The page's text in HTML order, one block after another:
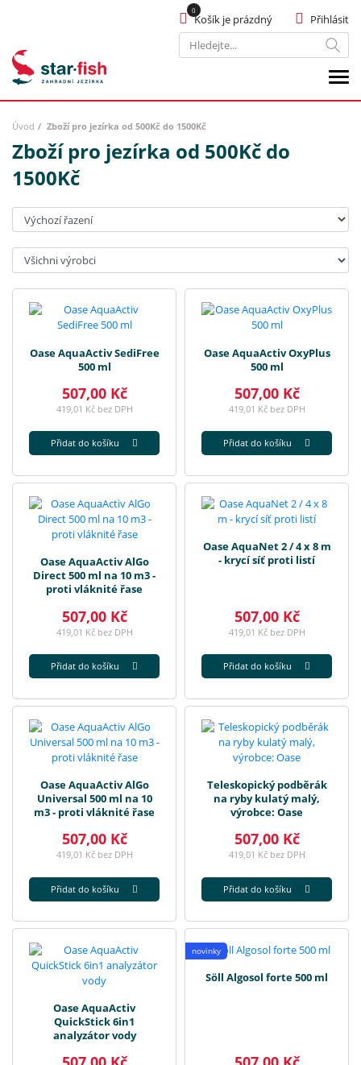
Hledat
Přihlásit
Košík je prázdný
Úvod Zboží pro jezírka od 500Kč do 1500Kč
Zboží pro jezírka od 500Kč do
1500Kč
Seřadit:
Výrobci:
Oase AquaActiv SediFree
500 ml
507,00 Kč
419,01 Kč bez DPH
Přidat do košíku
Oase AquaActiv OxyPlus
500 ml
507,00 Kč
419,01 Kč bez DPH
Přidat do košíku
Oase AquaActiv AlGo
Direct 500 ml na 10 m3 -
proti vláknité řase
507,00 Kč
419,01 Kč bez DPH
Přidat do košíku
Oase AquaNet 2 / 4 x 8 m
- krycí síť proti listí
507,00 Kč
419,01 Kč bez DPH
Přidat do košíku
Oase AquaActiv AlGo
Universal 500 ml na 10
m3 - proti vláknité řase
507,00 Kč
419,01 Kč bez DPH
Přidat do košíku
Teleskopický podběrák
na ryby kulatý malý,
výrobce: Oase
507,00 Kč
419,01 Kč bez DPH
Přidat do košíku
Oase AquaActiv
QuickStick 6in1
analyzátor vody
novinky
Söll Algosol forte 500 ml